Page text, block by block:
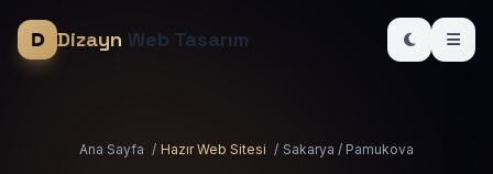
Dizayn Web Tasarım
Ana Sayfa / Hazır Web Sitesi / Sakarya / Pamukova